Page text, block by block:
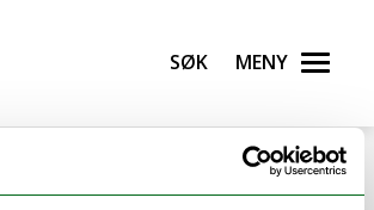
arktiske universitet
Søk Meny